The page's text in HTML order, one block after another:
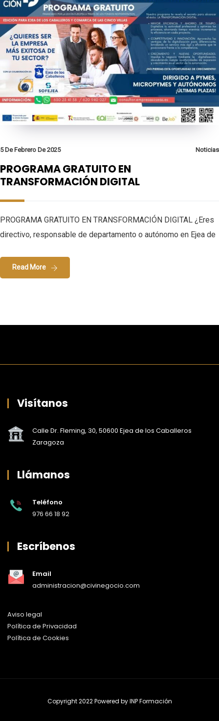
5 De Febrero De 2025 Noticias
PROGRAMA GRATUITO EN
TRANSFORMACIÓN DIGITAL
PROGRAMA GRATUITO EN TRANSFORMACIÓN DIGITAL ¿Eres
directivo, responsable de departamento o autónomo en Ejea de
Read More
Visítanos
Calle Dr. Fleming, 30, 50600 Ejea de los Caballeros
Zaragoza
Llámanos
Teléfono
976 66 18 92
Escríbenos
Email
administracion@civinegocio.com
Aviso legal
Política de Privacidad
Política de Cookies
Copyright 2022 Powered byINP Formación